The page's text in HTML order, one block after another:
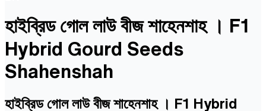
হাইব্রিড গোল লাউ বীজ শাহেনশাহ । F1
Hybrid Gourd Seeds
Shahenshah
হাইব্রিড গোল লাউ বীজ শাহেনশাহ । F1 Hybrid